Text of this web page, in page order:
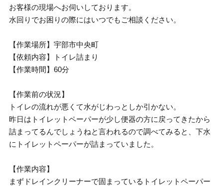
お客様の現場へお伺いしております。
水回りでお困りの際にはいつでもご相談ください。
【作業場所】宇部市中央町
【依頼内容】トイレ詰まり
【作業時間】60分
【作業前の状況】
トイレの流れが悪くて水がじわっとしか引かない。
昨日はトイレットペーパーが少し便器の方に戻ってきたから
詰まってるんでしょうねと言われるので調べてみると、下水
にトイレットペーパーが詰まっていました。
【作業内容】
まずドレインクリーナーで固まっているトイレットペーパー